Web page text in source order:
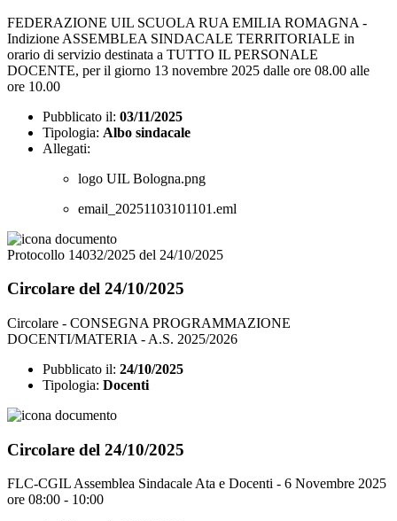
FEDERAZIONE UIL SCUOLA RUA EMILIA ROMAGNA -
Indizione ASSEMBLEA SINDACALE TERRITORIALE in
orario di servizio destinata a TUTTO IL PERSONALE
DOCENTE, per il giorno 13 novembre 2025 dalle ore 08.00 alle
ore 10.00
Pubblicato il: 03/11/2025
Tipologia: Albo sindacale
Allegati:
logo UIL Bologna.png
email_20251103101101.eml
Protocollo 14032/2025 del 24/10/2025
Circolare del 24/10/2025
Circolare - CONSEGNA PROGRAMMAZIONE
DOCENTI/MATERIA - A.S. 2025/2026
Pubblicato il: 24/10/2025
Tipologia: Docenti
Circolare del 24/10/2025
FLC-CGIL Assemblea Sindacale Ata e Docenti - 6 Novembre 2025
ore 08:00 - 10:00